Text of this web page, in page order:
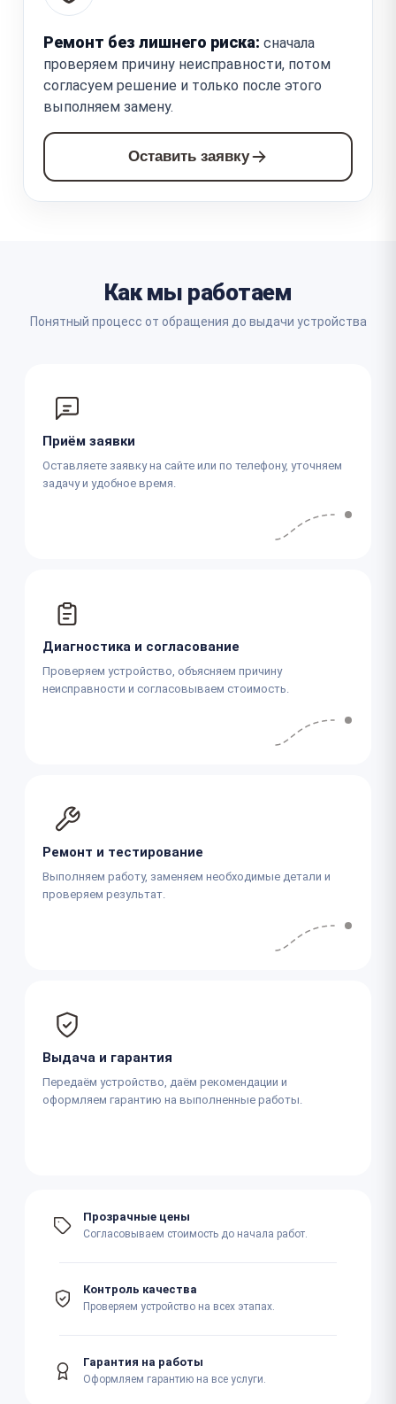
Ремонт без лишнего риска: сначала
проверяем причину неисправности, потом
согласуем решение и только после этого
выполняем замену.
Оставить заявку
Как мы работаем
Понятный процесс от обращения до выдачи устройства
Приём заявки
Оставляете заявку на сайте или по телефону, уточняем
задачу и удобное время.
Диагностика и согласование
Проверяем устройство, объясняем причину
неисправности и согласовываем стоимость.
Ремонт и тестирование
Выполняем работу, заменяем необходимые детали и
проверяем результат.
Выдача и гарантия
Передаём устройство, даём рекомендации и
оформляем гарантию на выполненные работы.
Прозрачные цены
Согласовываем стоимость до начала работ.
Контроль качества
Проверяем устройство на всех этапах.
Гарантия на работы
Оформляем гарантию на все услуги.